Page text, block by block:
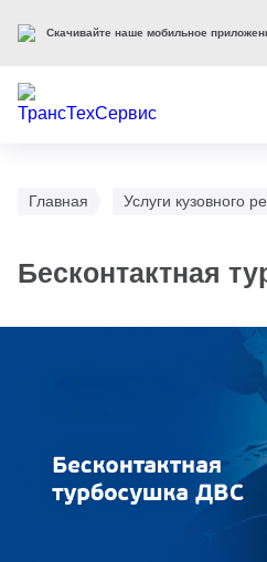
Главная Услуги кузовного
Бесконтактная
Скачивайте наше мобильное